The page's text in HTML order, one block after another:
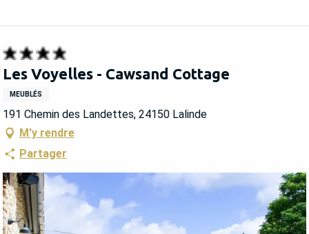
Les Voyelles - Cawsand Cottage
MEUBLÉS
191 Chemin des Landettes, 24150 Lalinde
M'y rendre
Partager